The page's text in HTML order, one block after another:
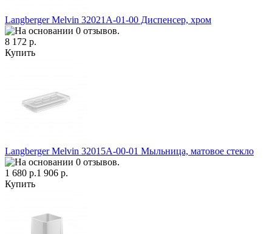
Langberger Melvin 32021A-01-00 Диспенсер, хром
8 172 р.
Купить
Langberger Melvin 32015A-00-01 Мыльница, матовое стекло
1 680 р.1 906 р.
Купить